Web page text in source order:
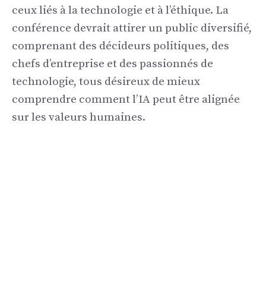
ceux liés à la technologie et à l’éthique. La
conférence devrait attirer un public diversifié,
comprenant des décideurs politiques, des
chefs d’entreprise et des passionnés de
technologie, tous désireux de mieux
comprendre comment l’IA peut être alignée
sur les valeurs humaines.